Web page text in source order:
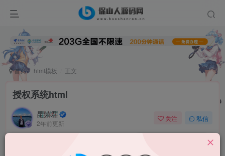
首页 html模板 正文
授权系统html
昆荣君
2年前更新
关注 私信